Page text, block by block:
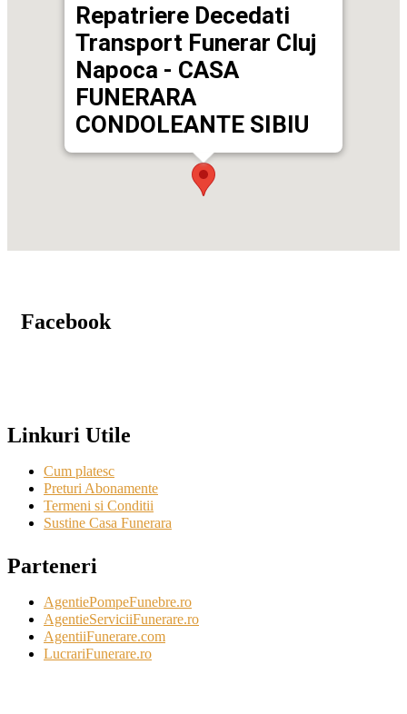
Repatriere Decedati
Transport Funerar Cluj
Napoca - CASA
FUNERARA
CONDOLEANTE SIBIU
Str. Vasile Aaron, nr. 11, Sibiu
Facebook
Linkuri Utile
Cum platesc
Preturi Abonamente
Termeni si Conditii
Sustine Casa Funerara
Parteneri
AgentiePompeFunebre.ro
AgentieServiciiFunerare.ro
AgentiiFunerare.com
LucrariFunerare.ro